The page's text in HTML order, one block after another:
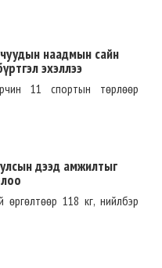
наадмын сайн
эхэллээ
11 спортын төрлөөр
дээд амжилтыг
өргөлтөөр 118 кг, нийлбэр